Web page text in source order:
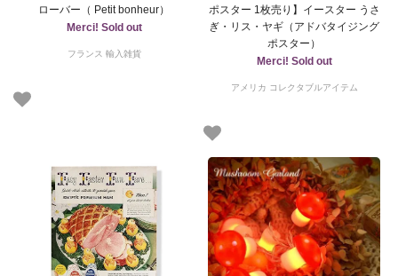
ローバー（ Petit bonheur）
Merci! Sold out
フランス 輸入雑貨
ポスター 1枚売り】イースター うさ
ぎ・リス・ヤギ（アドバタイジング
ポスター）
Merci! Sold out
アメリカ コレクタブルアイテム